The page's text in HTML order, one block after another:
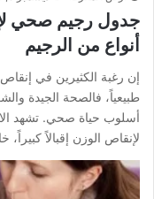
أنواع من الرجيم
إن رغبة الكثيرين في إنقاص
طبيعياً، فالصحة الجيدة
أسلوب حياة صحي. تشهد
لإنقاص الوزن إقبالاً